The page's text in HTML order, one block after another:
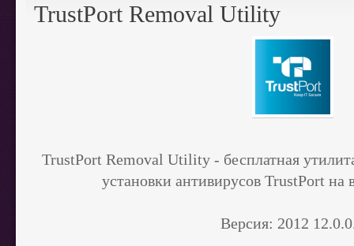
TrustPort Removal Utility
TrustPort Removal Utility - бесплатная
установки антивирусов TrustPort
Версия: 2012